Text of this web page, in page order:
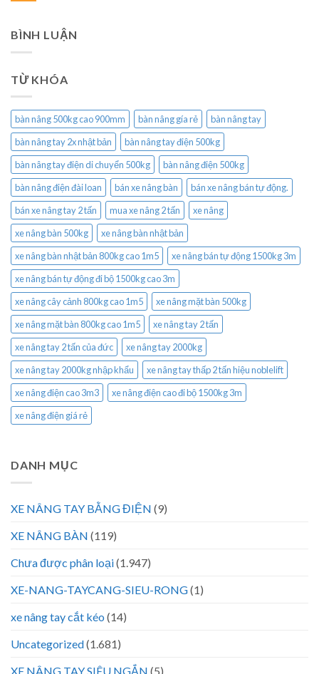
BÌNH LUẬN
TỪ KHÓA
bàn nâng 500kg cao 900mm bàn nâng gía rẻ
bàn nâng tay
bàn nâng tay 2x nhật bản
bàn nâng tay điện 500kg
bàn nâng tay điện di chuyển 500kg
bàn nâng điện 500kg
bàn nâng điện đài loan
bán xe nâng bàn
bán xe nâng bán tự động.
bán xe nâng tay 2 tấn
mua xe nâng 2 tấn
xe nâng
xe nâng bàn 500kg
xe nâng bàn nhật bản
xe nâng bàn nhật bản 800kg cao 1m5
xe nâng bán tự động 1500kg 3m
xe nâng bán tự động đi bộ 1500kg cao 3m
xe nâng cây cảnh 800kg cao 1m5
xe nâng mặt bàn 500kg
xe nâng mặt bàn 800kg cao 1m5
xe nâng tay 2 tấn
xe nâng tay 2 tấn của đức
xe nâng tay 2000kg
xe nâng tay 2000kg nhập khẩu
xe nâng tay thấp 2 tấn hiệu noblelift
xe nâng điện cao 3m3
xe nâng điện cao đi bộ 1500kg 3m
xe nâng điện giá rẻ
DANH MỤC
XE NÂNG TAY BẰNG ĐIỆN (9)
XE NÂNG BÀN (119)
Chưa được phân loại(1.947)
XE-NANG-TAYCANG-SIEU-RONG(1)
xe nâng tay cắt kéo (14)
Uncategorized(1.681)
XE NÂNG TAY SIÊU NGẮN (5)